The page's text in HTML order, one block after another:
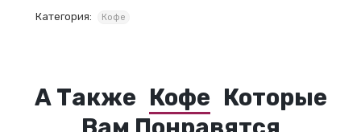
Категория: Кофе
А Также Кофе Которые